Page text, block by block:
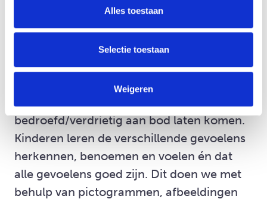
Alles toestaan
Selectie toestaan
Weigeren
van hun nieuwe situatie."
Daarnaast worden kinderen geholpen bij
het begrijpen van emoties. "We doen
spelletjes waarin we de verschillende
basisemoties, bang, boos, blij en
bedroefd/verdrietig aan bod laten komen.
Kinderen leren de verschillende gevoelens
herkennen, benoemen en voelen én dat
alle gevoelens goed zijn. Dit doen we met
behulp van pictogrammen, afbeeldingen